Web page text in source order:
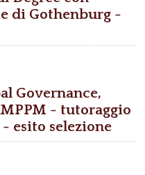
di Gothenburg -
Governance,
- tutoraggio
esito selezione